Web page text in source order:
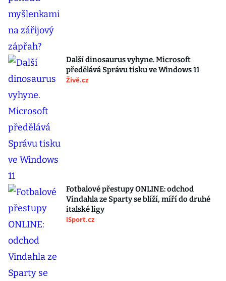
Další dinosaurus vyhyne. Microsoft
předělává Správu tisku ve Windows 11
Živě.cz
Fotbalové přestupy ONLINE: odchod
Vindahla ze Sparty se blíží, míří do druhé
italské ligy
iSport.cz